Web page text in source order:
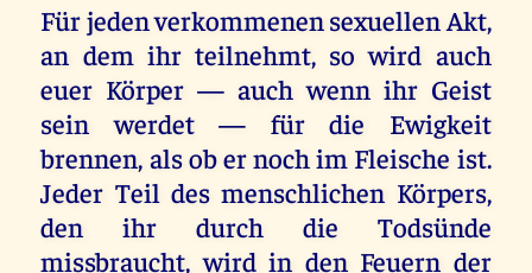
Für jeden verkommenen sexuellen Akt,
an dem ihr teilnehmt, so wird auch
euer Körper — auch wenn ihr Geist
sein werdet — für die Ewigkeit
brennen, als ob er noch im Fleische ist.
Jeder Teil des menschlichen Körpers,
den ihr durch die Todsünde
missbraucht, wird in den Feuern der